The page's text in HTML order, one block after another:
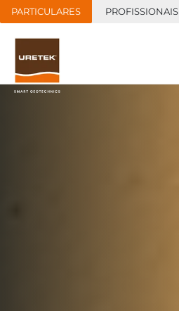
PARTICULARES PROFISSIONAIS